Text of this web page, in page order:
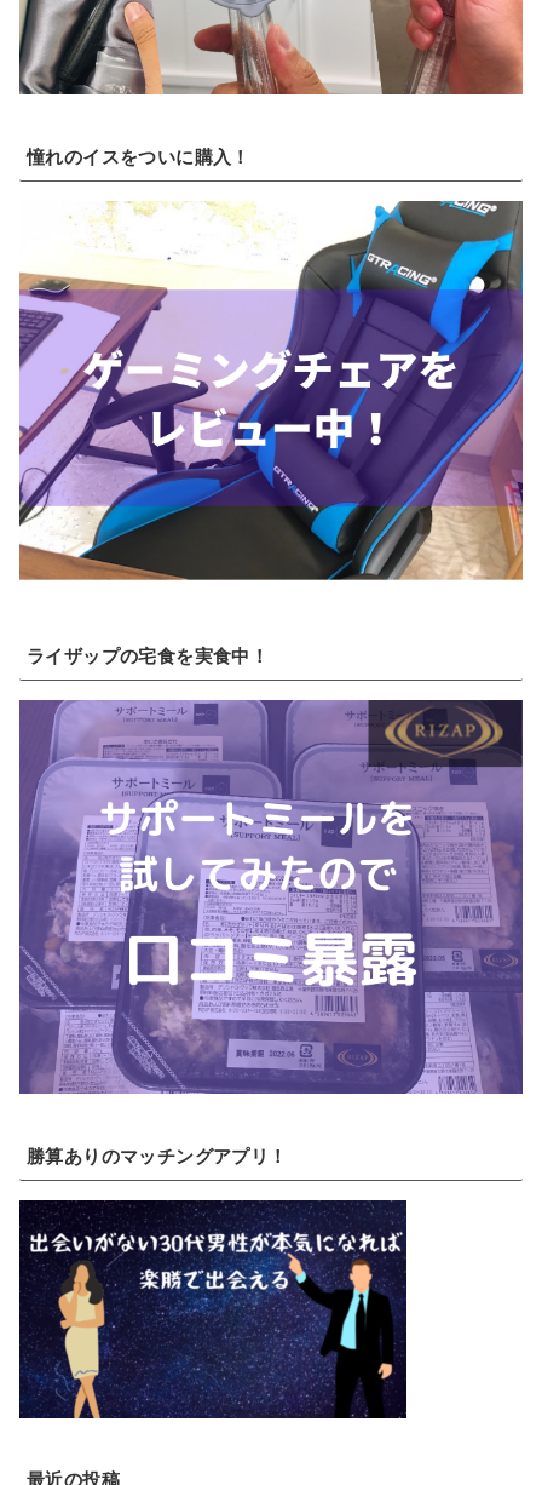
憧れのイスをついに購入！
ライザップの宅食を実食中！
勝算ありのマッチングアプリ！
最近の投稿